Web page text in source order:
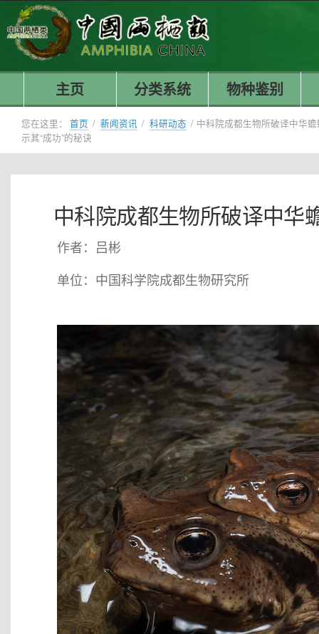
主页 分类系统 物种鉴别
您在这里： 首页 / 新闻资讯 / 科研动态 / 中科院成都生物所破译中华
示其“成功”的秘诀
中科院成都生物所破译中华
作者：吕彬
单位：中国科学院成都生物研究所